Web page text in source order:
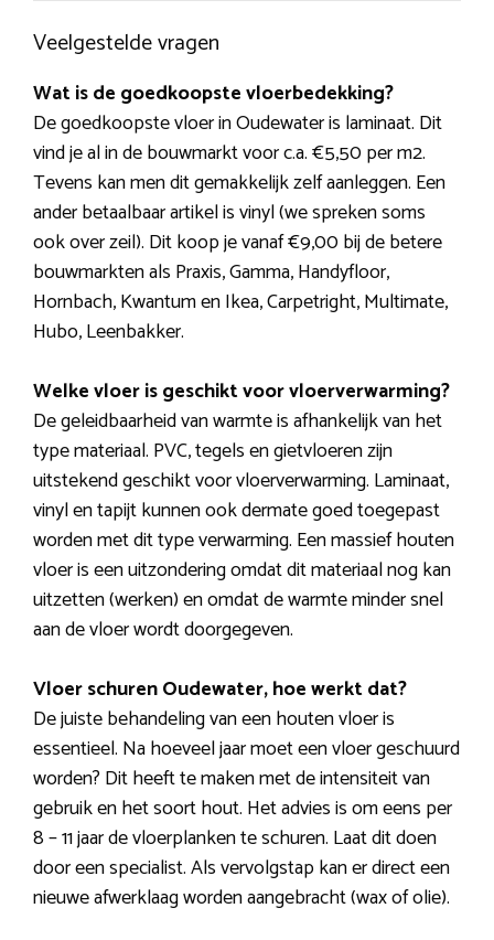
Veelgestelde vragen
Wat is de goedkoopste vloerbedekking?
De goedkoopste vloer in Oudewater is laminaat. Dit
vind je al in de bouwmarkt voor c.a. €5,50 per m2.
Tevens kan men dit gemakkelijk zelf aanleggen. Een
ander betaalbaar artikel is vinyl (we spreken soms
ook over zeil). Dit koop je vanaf €9,00 bij de betere
bouwmarkten als Praxis, Gamma, Handyfloor,
Hornbach, Kwantum en Ikea, Carpetright, Multimate,
Hubo, Leenbakker.
Welke vloer is geschikt voor vloerverwarming?
De geleidbaarheid van warmte is afhankelijk van het
type materiaal. PVC, tegels en gietvloeren zijn
uitstekend geschikt voor vloerverwarming. Laminaat,
vinyl en tapijt kunnen ook dermate goed toegepast
worden met dit type verwarming. Een massief houten
vloer is een uitzondering omdat dit materiaal nog kan
uitzetten (werken) en omdat de warmte minder snel
aan de vloer wordt doorgegeven.
Vloer schuren Oudewater, hoe werkt dat?
De juiste behandeling van een houten vloer is
essentieel. Na hoeveel jaar moet een vloer geschuurd
worden? Dit heeft te maken met de intensiteit van
gebruik en het soort hout. Het advies is om eens per
8 – 11 jaar de vloerplanken te schuren. Laat dit doen
door een specialist. Als vervolgstap kan er direct een
nieuwe afwerklaag worden aangebracht (wax of olie).